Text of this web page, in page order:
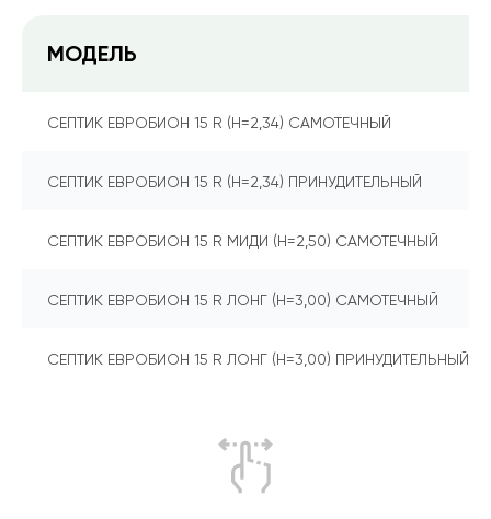
МОДЕЛЬ
СЕПТИК ЕВРОБИОН 15 R (Н=2,34) САМОТЕЧНЫЙ
СЕПТИК ЕВРОБИОН 15 R (Н=2,34) ПРИНУДИТЕЛЬНЫЙ
СЕПТИК ЕВРОБИОН 15 R МИДИ (Н=2,50) САМОТЕЧНЫЙ
СЕПТИК ЕВРОБИОН 15 R ЛОНГ (Н=3,00) САМОТЕЧНЫЙ
СЕПТИК ЕВРОБИОН 15 R ЛОНГ (Н=3,00) ПРИНУДИТЕЛЬНЫЙ